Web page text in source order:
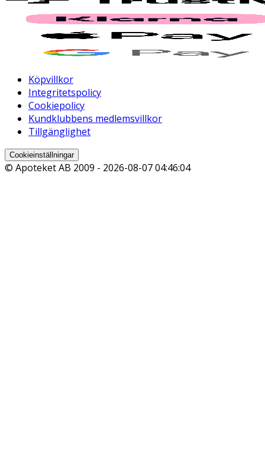
Köpvillkor
Integritetspolicy
Cookiepolicy
Kundklubbens medlemsvillkor
Tillgänglighet
Cookieinställningar
© Apoteket AB 2009 - 2026-08-07 04:46:04